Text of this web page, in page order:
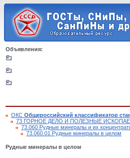
Объявления:
ОКС Общероссийский классификатор
73 ГОРНОЕ ДЕЛО И ПОЛЕЗНЫЕ
73.060 Рудные минералы и их
73.060.01 Рудные минералы в целом
Рудные минералы в целом